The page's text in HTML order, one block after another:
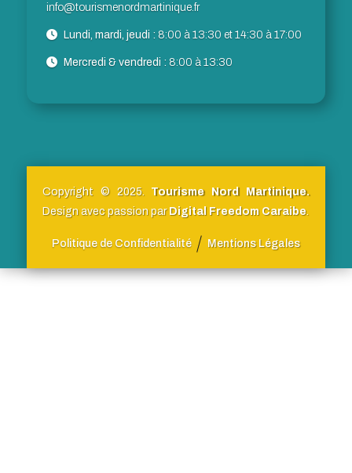
info@tourismenordmartinique.fr
Lundi, mardi, jeudi : 8:00 à 13:30 et 14:30 à 17:00
Mercredi & vendredi : 8:00 à 13:30
Copyright © 2025. Tourisme Nord Martinique.
Design avec passion par Digital Freedom Caraibe.
Politique de Confidentialité Mentions Légales